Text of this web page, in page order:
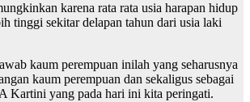
karena rata rata usia harapan hidup
tinggi sekitar delapan tahun dari usia laki
kaum perempuan inilah yang seharusnya
kaum perempuan dan sekaligus sebagai
Kartini yang pada hari ini kita peringati.